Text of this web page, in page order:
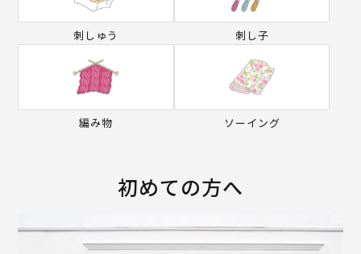
刺しゅう 刺し子
編み物 ソーイング
初めての方へ